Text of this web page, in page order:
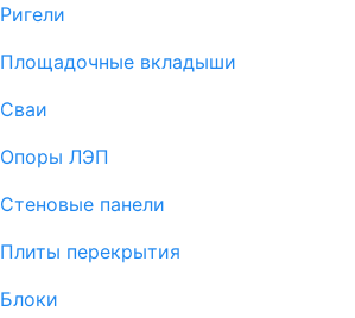
Ригели
Площадочные вкладыши
Сваи
Опоры ЛЭП
Стеновые панели
Плиты перекрытия
Блоки